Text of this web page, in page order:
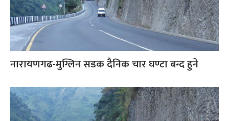
नारायणगढ-मुग्लिन सडक दैनिक चार घण्टा बन्द हुने